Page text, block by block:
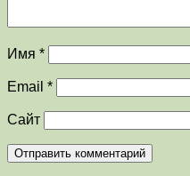
Имя *
Email *
Сайт